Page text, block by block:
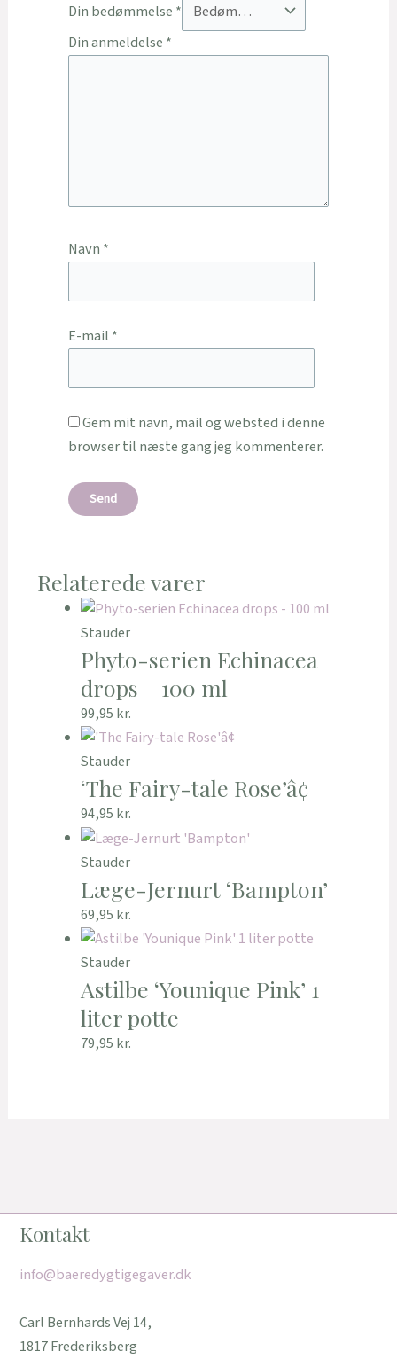
Din bedømmelse *
Din anmeldelse *
Navn *
E-mail *
Gem mit navn, mail og websted i denne
browser til næste gang jeg kommenterer.
Relaterede varer
Stauder
Phyto-serien Echinacea
drops – 100 ml
99,95 kr.
Stauder
‘The Fairy-tale Rose’â¢
94,95 kr.
Stauder
Læge-Jernurt ‘Bampton’
69,95 kr.
Stauder
Astilbe ‘Younique Pink’ 1
liter potte
79,95 kr.
Kontakt
info@baeredygtigegaver.dk
Carl Bernhards Vej 14,
1817 Frederiksberg